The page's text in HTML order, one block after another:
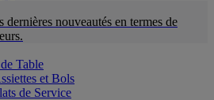
dernières nouveautés en termes de
Table
et Bols
de Service